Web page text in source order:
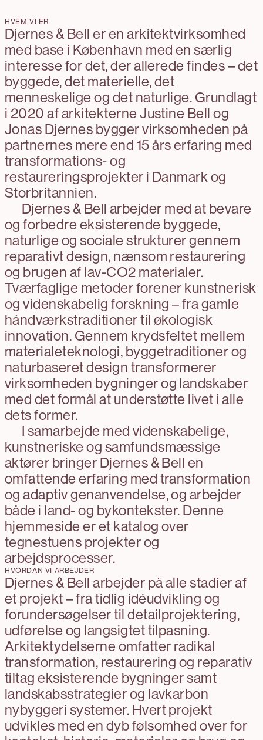
HVEM VI ER
Djernes & Bell er en arkitektvirksomhed
med base i København med en særlig
interesse for det, der allerede findes – det
byggede, det materielle, det
menneskelige og det naturlige. Grundlagt
i 2020 af arkitekterne Justine Bell og
Jonas Djernes bygger virksomheden på
partnernes mere end 15 års erfaring med
transformations- og
restaureringsprojekter i Danmark og
Storbritannien.
Djernes & Bell arbejder med at bevare
og forbedre eksisterende byggede,
naturlige og sociale strukturer gennem
reparativt design, nænsom restaurering
og brugen af lav-CO2 materialer.
Tværfaglige metoder forener kunstnerisk
og videnskabelig forskning – fra gamle
håndværkstraditioner til økologisk
innovation. Gennem krydsfeltet mellem
materialeteknologi, byggetraditioner og
naturbaseret design transformerer
virksomheden bygninger og landskaber
med det formål at understøtte livet i alle
dets former.
I samarbejde med videnskabelige,
kunstneriske og samfundsmæssige
aktører bringer Djernes & Bell en
omfattende erfaring med transformation
og adaptiv genanvendelse, og arbejder
både i land- og bykontekster. Denne
hjemmeside er et katalog over
tegnestuens projekter og
arbejdsprocesser.
HVORDAN VI ARBEJDER
Djernes & Bell arbejder på alle stadier af
et projekt – fra tidlig idéudvikling og
forundersøgelser til detailprojektering,
udførelse og langsigtet tilpasning.
Arkitektydelserne omfatter radikal
transformation, restaurering og reparativ
tiltag eksisterende bygninger samt
landskabsstrategier og lavkarbon
nybyggeri systemer. Hvert projekt
udvikles med en dyb følsomhed over for